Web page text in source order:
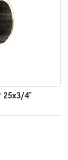
25х3/4"